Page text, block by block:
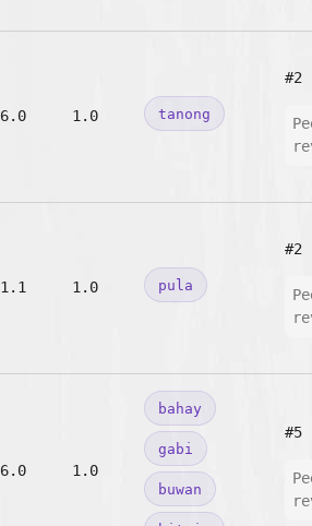
6.0 1.0 tanong
#2
1.1 1.0 pula
#2
6.0 1.0
bahay
gabi
buwan
#5